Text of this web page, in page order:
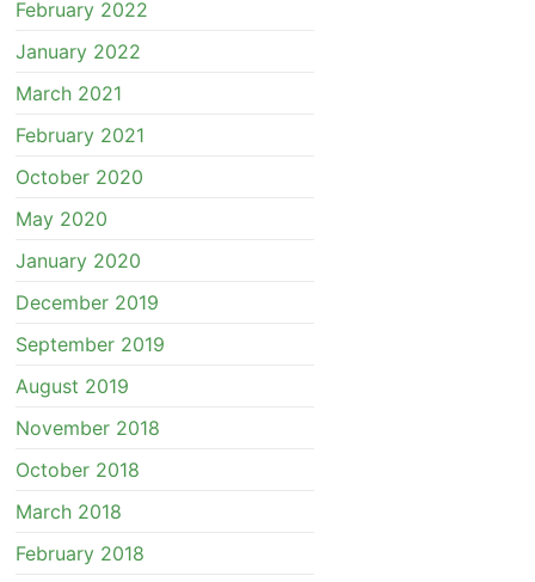
February 2022
January 2022
March 2021
February 2021
October 2020
May 2020
January 2020
December 2019
September 2019
August 2019
November 2018
October 2018
March 2018
February 2018